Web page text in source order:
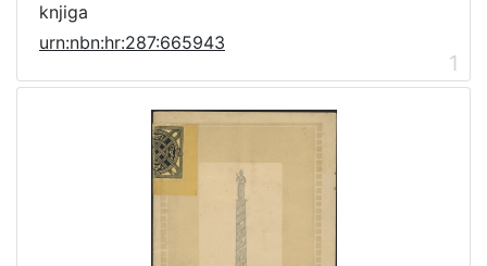
knjiga
urn:nbn:hr:287:665943
1